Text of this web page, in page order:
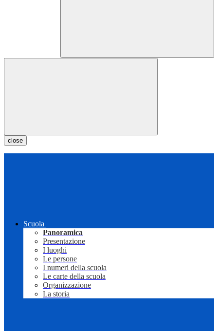
close
Scuola
Panoramica
Presentazione
I luoghi
Le persone
I numeri della scuola
Le carte della scuola
Organizzazione
La storia